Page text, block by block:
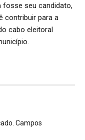
fosse seu candidato,
contribuir para a
cabo eleitoral
Campos